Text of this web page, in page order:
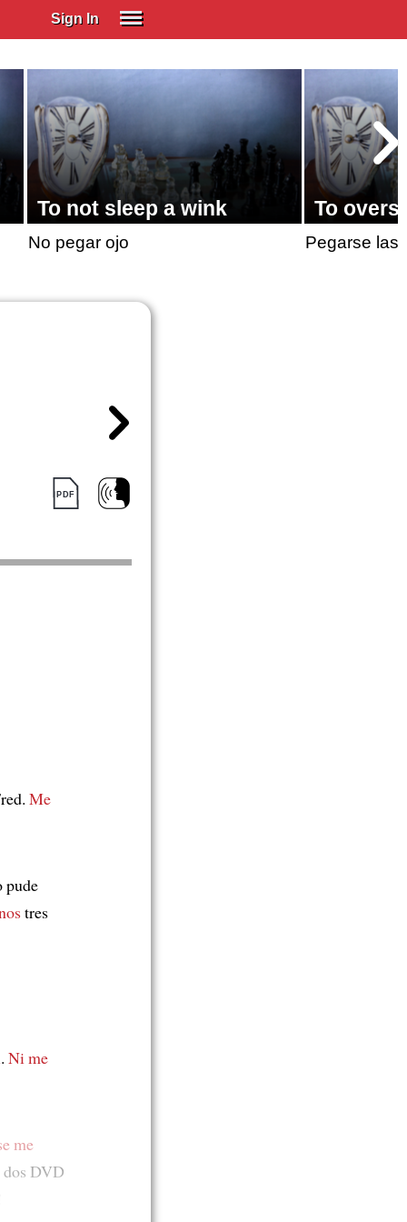
Sign In
Spanish (Spain)
Spanish (Latino)
SUBSCRIBE
EDUCATIONAL LICENSES
GIFT CARDS
OTHER LANGUAGES
To not sleep a wink
No pegar ojo
To
Pegarse las
Me
pude
tres
. Ni me
me
dos DVD